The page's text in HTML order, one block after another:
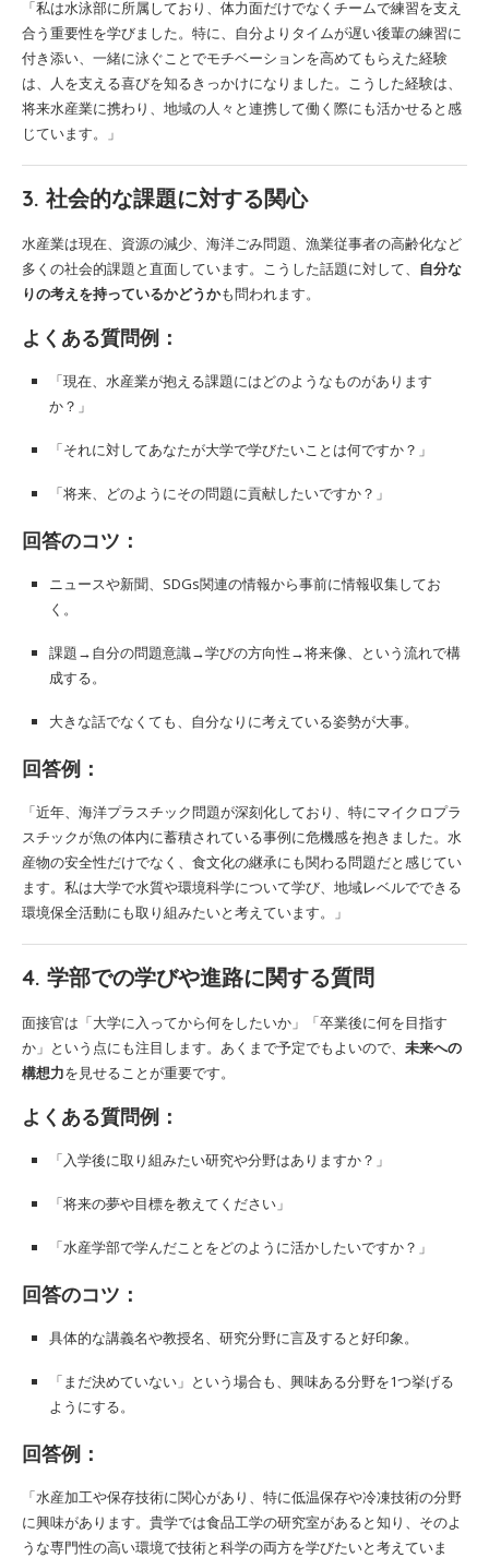
「私は水泳部に所属しており、体力面だけでなくチームで練習を支え
合う重要性を学びました。特に、自分よりタイムが遅い後輩の練習に
付き添い、一緒に泳ぐことでモチベーションを高めてもらえた経験
は、人を支える喜びを知るきっかけになりました。こうした経験は、
将来水産業に携わり、地域の人々と連携して働く際にも活かせると感
じています。」
3. 社会的な課題に対する関心
水産業は現在、資源の減少、海洋ごみ問題、漁業従事者の高齢化など
多くの社会的課題と直面しています。こうした話題に対して、 自分な
りの考えを持っているかどうかも問われます。
よくある質問例：
「現在、水産業が抱える課題にはどのようなものがあります
か？」
「それに対してあなたが大学で学びたいことは何ですか？」
「将来、どのようにその問題に貢献したいですか？」
回答のコツ：
ニュースや新聞、SDGs関連の情報から事前に情報収集してお
く。
課題→自分の問題意識→学びの方向性→将来像、という流れで構
成する。
大きな話でなくても、自分なりに考えている姿勢が大事。
回答例：
「近年、海洋プラスチック問題が深刻化しており、特にマイクロプラ
スチックが魚の体内に蓄積されている事例に危機感を抱きました。水
産物の安全性だけでなく、食文化の継承にも関わる問題だと感じてい
ます。私は大学で水質や環境科学について学び、地域レベルでできる
環境保全活動にも取り組みたいと考えています。」
4. 学部での学びや進路に関する質問
面接官は「大学に入ってから何をしたいか」「卒業後に何を目指す
か」という点にも注目します。あくまで予定でもよいので、 未来への
構想力を見せることが重要です。
よくある質問例：
「入学後に取り組みたい研究や分野はありますか？」
「将来の夢や目標を教えてください」
「水産学部で学んだことをどのように活かしたいですか？」
回答のコツ：
具体的な講義名や教授名、研究分野に言及すると好印象。
「まだ決めていない」という場合も、興味ある分野を1つ挙げる
ようにする。
回答例：
「水産加工や保存技術に関心があり、特に低温保存や冷凍技術の分野
に興味があります。貴学では食品工学の研究室があると知り、そのよ
うな専門性の高い環境で技術と科学の両方を学びたいと考えていま